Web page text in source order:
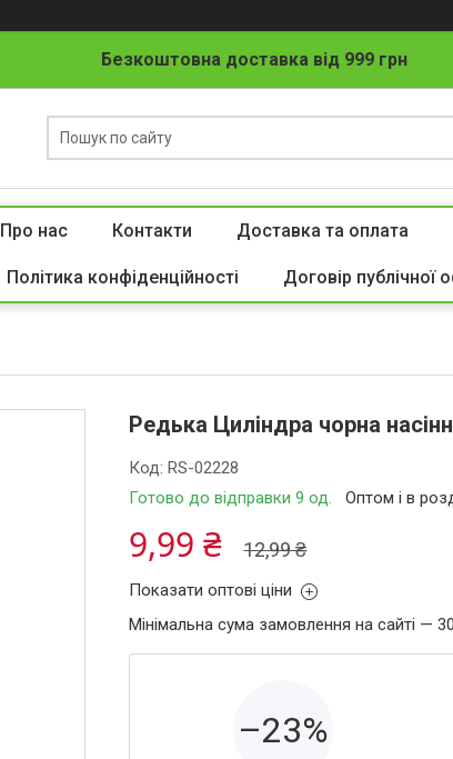
Безкоштовна доставка від 999 грн
Про нас Контакти Доставка та оплата
Політика конфіденційності Договір публічної
Редька Циліндра чорна
Готово до відправки 9 од. Оптом і в
Код:RS-02228
12,99 ₴
9,99 ₴
Показати оптові ціни
Мінімальна сума замовлення на сайті —
–23%